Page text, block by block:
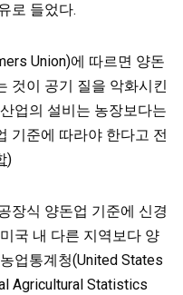
로 들었다.
Union)에 따르면 양돈
것이 공기 질을 악화시킨
업의 설비는 농장보다는
기준에 따라야 한다고 전
)
장식 양돈업 기준에 신경
국 내 다른 지역보다 양
업통계청(United States
Agricultural Statistics